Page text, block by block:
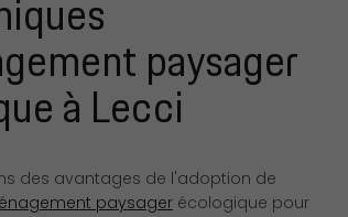
paysager
à Lecci
des avantages de l'adoption de
paysagerécologique pour